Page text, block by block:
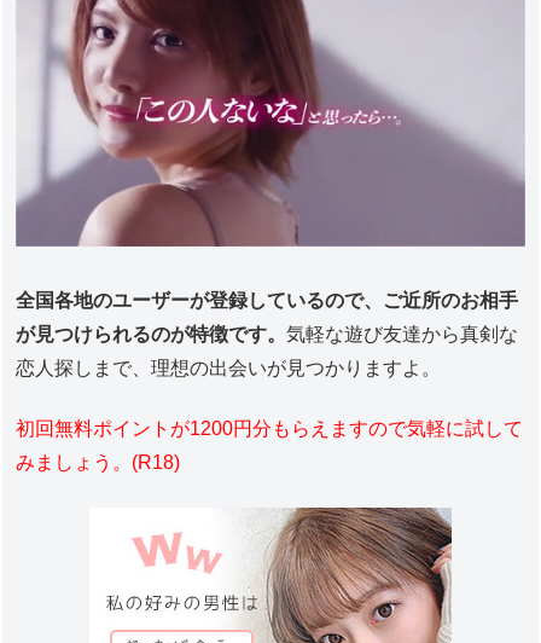
全国各地のユーザーが登録しているので、ご近所のお相手
が見つけられるのが特徴です。気軽な遊び友達から真剣な
恋人探しまで、理想の出会いが見つかりますよ。
初回無料ポイントが1200円分もらえますので気軽に試して
みましょう。(R18)